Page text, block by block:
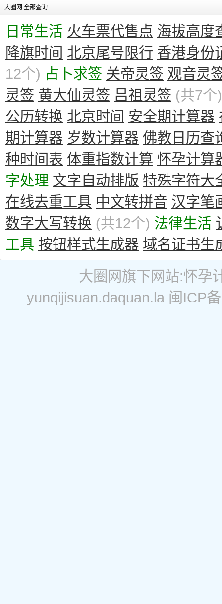
大圈网 全部查询
日常生活 火车票代售点 海拔高度
降旗时间 北京尾号限行 香港身份
12个) 占卜求签 关帝灵签 观音灵
灵签 黄大仙灵签 吕祖灵签 (共7个)
公历转换 北京时间 安全期计算器
期计算器 岁数计算器 佛教日历查
种时间表 体重指数计算 怀孕计算
字处理 文字自动排版 特殊字符大
在线去重工具 中文转拼音 汉字笔
数字大写转换 (共12个) 法律生活
工具 按钮样式生成器 域名证书生
大圈网旗下网站:怀孕
yunqijisuan.daquan.la 闽ICP